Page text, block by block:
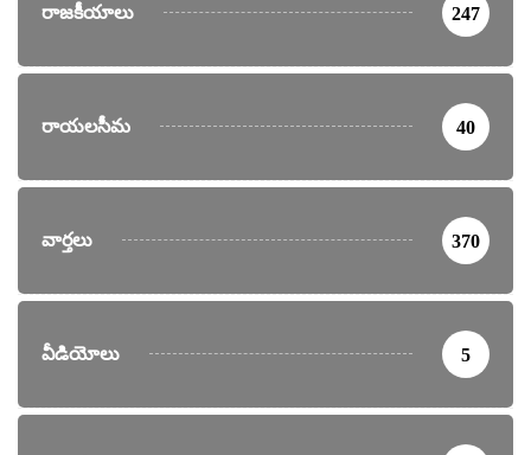
రాజకీయాలు 247
రాయలసీమ 40
వార్తలు 370
వీడియోలు 5